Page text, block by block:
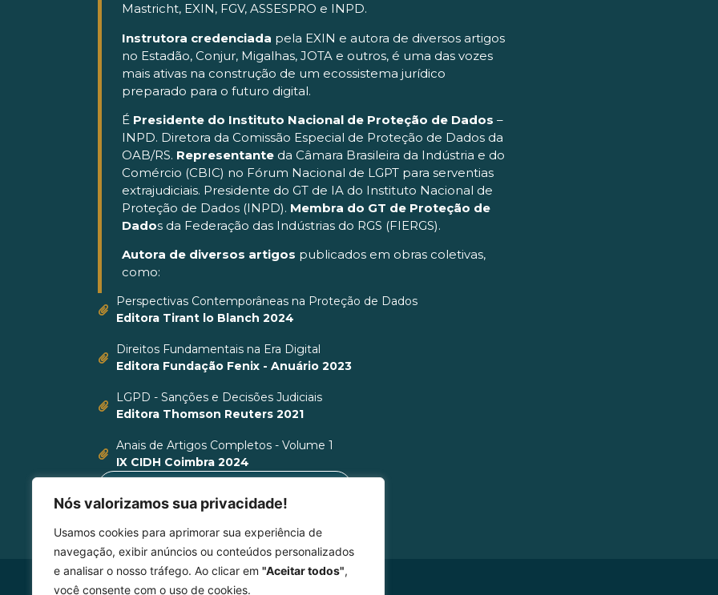
Nós valorizamos sua privacidade!
Usamos cookies para aprimorar sua experiência de
navegação, exibir anúncios ou conteúdos personalizados
e analisar o nosso tráfego. Ao clicar em "Aceitar todos",
você consente com o uso de cookies.
Mastricht, EXIN, FGV, ASSESPRO e INPD.
Instrutora credenciada pela EXIN e autora de diversos artigos
no Estadão, Conjur, Migalhas, JOTA e outros, é uma das vozes
mais ativas na construção de um ecossistema jurídico
preparado para o futuro digital.
É Presidente do Instituto Nacional de Proteção de Dados –
INPD. Diretora da Comissão Especial de Proteção de Dados da
OAB/RS. Representante da Câmara Brasileira da Indústria e do
Comércio (CBIC) no Fórum Nacional de LGPT para serventias
extrajudiciais. Presidente do GT de IA do Instituto Nacional de
Proteção de Dados (INPD). Membra do GT de Proteção de
Dados da Federação das Indústrias do RGS (FIERGS).
Autora de diversos artigos publicados em obras coletivas,
como:
Perspectivas Contemporâneas na Proteção de Dados
Editora Tirant lo Blanch 2024
Direitos Fundamentais na Era Digital
Editora Fundação Fenix - Anuário 2023
LGPD - Sanções e Decisões Judiciais
Editora Thomson Reuters 2021
Anais de Artigos Completos - Volume 1
IX CIDH Coimbra 2024